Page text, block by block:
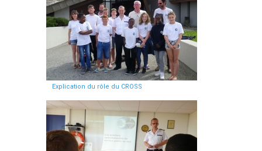
Explication du rôle du CROSS